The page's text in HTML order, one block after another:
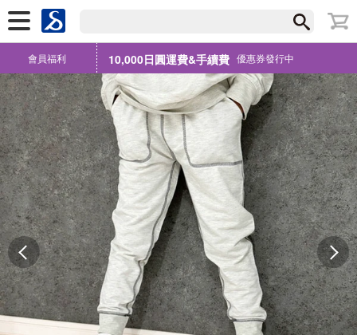
會員福利 10,000日圓運費&手續費 優惠券發行中